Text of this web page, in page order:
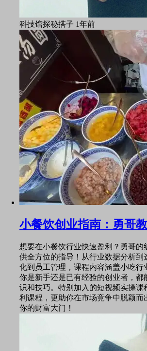
科技馆探秘搭子 1年前
小餐饮创业指南：勇哥
想要在小餐饮行业快速盈利？勇哥的
供全方位的指导！从行业数据分析到
化到员工管理，课程内容涵盖小吃行
你是新手还是已有经验的创业者，都
识和技巧。特别加入的短视频实操课
利课程，更助你在市场竞争中脱颖而
你的财富大门！